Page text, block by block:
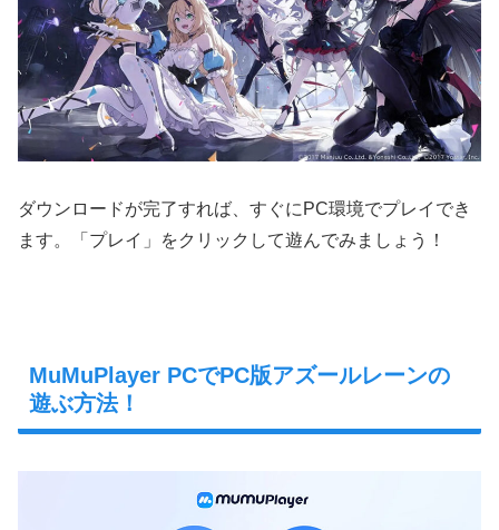
ダウンロードが完了すれば、すぐにPC環境でプレイでき
ます。「プレイ」をクリックして遊んでみましょう！
MuMuPlayer PCでPC版アズールレーンの
遊ぶ方法！